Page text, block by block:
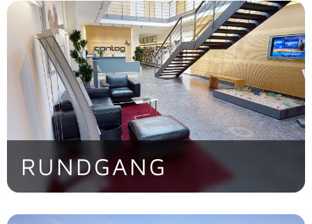
> Jetzt entdecken
RUNDGANG
Entdecken Sie die CONTAG AG im
virtuellen Rundgang